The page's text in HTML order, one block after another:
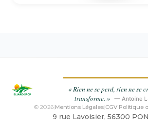
« Rien ne se perd, rien ne se
transforme. »
— Antoine
© 2026| Mentions Légales| CGV| Politique
9 rue Lavoisier, 56300